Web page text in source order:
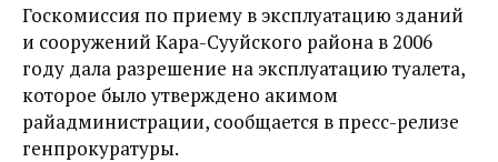
Госкомиссия по приему в эксплуатацию зданий
и сооружений Кара-Сууйского района в 2006
году дала разрешение на эксплуатацию туалета,
которое было утверждено акимом
райадминистрации, сообщается в пресс-релизе
генпрокуратуры.